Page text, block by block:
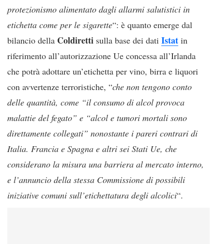
protezionismo alimentato dagli allarmi salutistici in
etichetta come per le sigarette“: è quanto emerge dal
bilancio della Coldiretti sulla base dei dati Istat in
riferimento all’autorizzazione Ue concessa all’Irlanda
che potrà adottare un’etichetta per vino, birra e liquori
con avvertenze terroristiche, “che non tengono conto
delle quantità, come “il consumo di alcol provoca
malattie del fegato” e “alcol e tumori mortali sono
direttamente collegati” nonostante i pareri contrari di
Italia. Francia e Spagna e altri sei Stati Ue, che
considerano la misura una barriera al mercato interno,
e l’annuncio della stessa Commissione di possibili
iniziative comuni sull’etichettatura degli alcolici“.